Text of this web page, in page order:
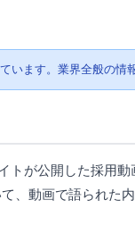
います。業界全般の情
トが公開した採用
、動画で語られた